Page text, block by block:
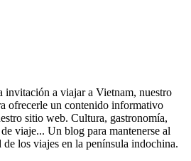
invitación a viajar a Vietnam, nuestro
ofrecerle un contenido informativo
sitio web. Cultura, gastronomía,
viaje... Un blog para mantenerse al
de los viajes en la península indochina.